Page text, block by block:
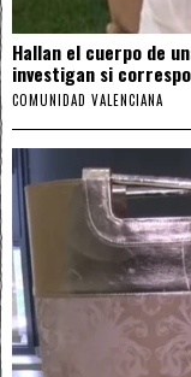
Hallan el cuerpo de
investigan si
COMUNIDAD VALENCIANA